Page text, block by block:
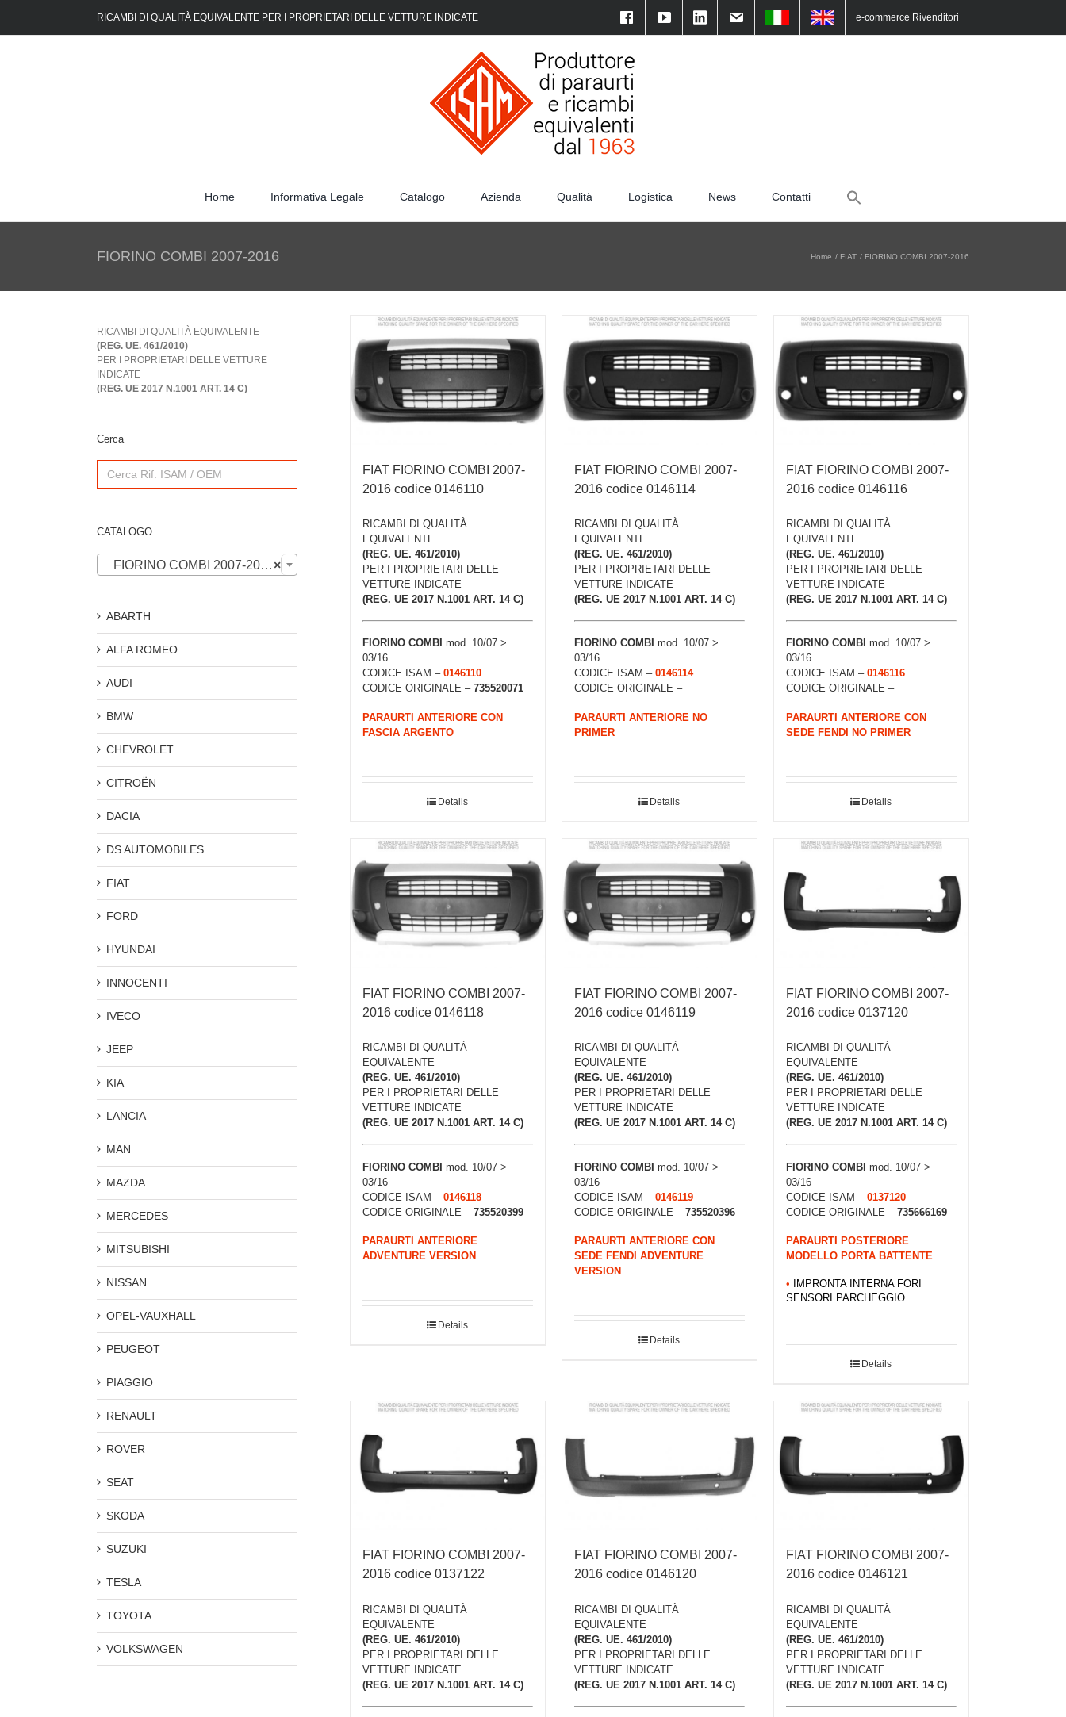
RICAMBI DI QUALITÀ EQUIVALENTE PER I PROPRIETARI DELLE VETTURE INDICATE e-commerce Rivenditori
Home Informativa Legale Catalogo Azienda Qualità Logistica News Contatti
FIORINO COMBI 2007-2016 Home FIAT FIORINO COMBI 2007-2016
FIAT FIORINO COMBI 2007-
2016 codice 0146110
RICAMBI DI QUALITÀ
EQUIVALENTE
(REG. UE. 461/2010)
PER I PROPRIETARI DELLE
VETTURE INDICATE
(REG. UE 2017 N.1001 ART. 14 C)
FIORINO COMBI mod. 10/07 >
03/16
CODICE ISAM – 0146110
CODICE ORIGINALE – 735520071
PARAURTI ANTERIORE CON
FASCIA ARGENTO
Details
FIAT FIORINO COMBI 2007-
2016 codice 0146114
RICAMBI DI QUALITÀ
EQUIVALENTE
(REG. UE. 461/2010)
PER I PROPRIETARI DELLE
VETTURE INDICATE
(REG. UE 2017 N.1001 ART. 14 C)
FIORINO COMBI mod. 10/07 >
03/16
CODICE ISAM – 0146114
CODICE ORIGINALE –
PARAURTI ANTERIORE NO
PRIMER
Details
FIAT FIORINO COMBI 2007-
2016 codice 0146116
RICAMBI DI QUALITÀ
EQUIVALENTE
(REG. UE. 461/2010)
PER I PROPRIETARI DELLE
VETTURE INDICATE
(REG. UE 2017 N.1001 ART. 14 C)
FIORINO COMBI mod. 10/07 >
03/16
CODICE ISAM – 0146116
CODICE ORIGINALE –
PARAURTI ANTERIORE CON
SEDE FENDI NO PRIMER
Details
FIAT FIORINO COMBI 2007-
2016 codice 0146118
RICAMBI DI QUALITÀ
EQUIVALENTE
(REG. UE. 461/2010)
PER I PROPRIETARI DELLE
VETTURE INDICATE
(REG. UE 2017 N.1001 ART. 14 C)
FIORINO COMBI mod. 10/07 >
03/16
CODICE ISAM – 0146118
CODICE ORIGINALE – 735520399
PARAURTI ANTERIORE
ADVENTURE VERSION
Details
FIAT FIORINO COMBI 2007-
2016 codice 0146119
RICAMBI DI QUALITÀ
EQUIVALENTE
(REG. UE. 461/2010)
PER I PROPRIETARI DELLE
VETTURE INDICATE
(REG. UE 2017 N.1001 ART. 14 C)
FIORINO COMBI mod. 10/07 >
03/16
CODICE ISAM – 0146119
CODICE ORIGINALE – 735520396
PARAURTI ANTERIORE CON
SEDE FENDI ADVENTURE
VERSION
Details
FIAT FIORINO COMBI 2007-
2016 codice 0137120
RICAMBI DI QUALITÀ
EQUIVALENTE
(REG. UE. 461/2010)
PER I PROPRIETARI DELLE
VETTURE INDICATE
(REG. UE 2017 N.1001 ART. 14 C)
FIORINO COMBI mod. 10/07 >
03/16
CODICE ISAM – 0137120
CODICE ORIGINALE – 735666169
PARAURTI POSTERIORE
MODELLO PORTA BATTENTE
•
IMPRONTA INTERNA FORI
SENSORI PARCHEGGIO
Details
FIAT FIORINO COMBI 2007-
2016 codice 0137122
RICAMBI DI QUALITÀ
EQUIVALENTE
(REG. UE. 461/2010)
PER I PROPRIETARI DELLE
VETTURE INDICATE
(REG. UE 2017 N.1001 ART. 14 C)
FIAT FIORINO COMBI 2007-
2016 codice 0146120
RICAMBI DI QUALITÀ
EQUIVALENTE
(REG. UE. 461/2010)
PER I PROPRIETARI DELLE
VETTURE INDICATE
(REG. UE 2017 N.1001 ART. 14 C)
FIAT FIORINO COMBI 2007-
2016 codice 0146121
RICAMBI DI QUALITÀ
EQUIVALENTE
(REG. UE. 461/2010)
PER I PROPRIETARI DELLE
VETTURE INDICATE
(REG. UE 2017 N.1001 ART. 14 C)
RICAMBI DI QUALITÀ EQUIVALENTE
(REG. UE. 461/2010)
PER I PROPRIETARI DELLE VETTURE
INDICATE
(REG. UE 2017 N.1001 ART. 14 C)
Cerca
Search
for:
CATALOGO
×
FIORINO COMBI 2007-2016
ABARTH
ALFA ROMEO
AUDI
BMW
CHEVROLET
CITROËN
DACIA
DS AUTOMOBILES
FIAT
FORD
HYUNDAI
INNOCENTI
IVECO
JEEP
KIA
LANCIA
MAN
MAZDA
MERCEDES
MITSUBISHI
NISSAN
OPEL-VAUXHALL
PEUGEOT
PIAGGIO
RENAULT
ROVER
SEAT
SKODA
SUZUKI
TESLA
TOYOTA
VOLKSWAGEN